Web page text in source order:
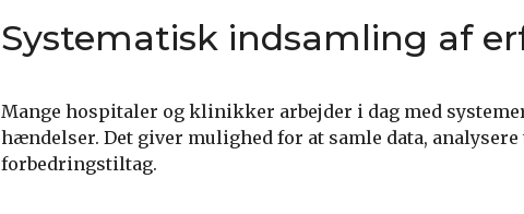
Systematisk indsamling af
Mange hospitaler og klinikker arbejder i dag med
hændelser. Det giver mulighed for at samle data,
forbedringstiltag.